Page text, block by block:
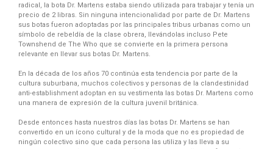
radical, la bota Dr. Martens estaba siendo utilizada para trabajar y tenía un
precio de 2 libras. Sin ninguna intencionalidad por parte de Dr. Martens
sus botas fueron adoptadas por las principales tribus urbanas como un
símbolo de rebeldía de la clase obrera, llevándolas incluso Pete
Townshend de The Who que se convierte en la primera persona
relevante en llevar sus botas Dr. Martens.
En la década de los años 70 continúa esta tendencia por parte de la
cultura suburbana, muchos colectivos y personas de la clandestinidad
anti-establishment adoptan en su vestimenta las botas Dr. Martens como
una manera de expresión de la cultura juvenil británica.
Desde entonces hasta nuestros días las botas Dr. Martens se han
convertido en un ícono cultural y de la moda que no es propiedad de
ningún colectivo sino que cada persona las utiliza y las lleva a su